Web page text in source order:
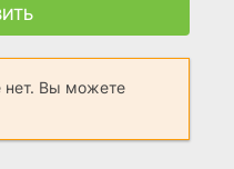
нет. Вы можете